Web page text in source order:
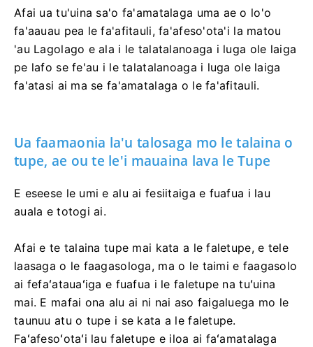
Afai ua tu'uina sa'o fa'amatalaga uma ae o lo'o
fa'aauau pea le fa'afitauli, fa'afeso'ota'i la matou
'au Lagolago e ala i le talatalanoaga i luga ole laiga
pe lafo se fe'au i le talatalanoaga i luga ole laiga
fa'atasi ai ma se fa'amatalaga o le fa'afitauli.
Ua faamaonia la'u talosaga mo le talaina o
tupe, ae ou te le'i mauaina lava le Tupe
E eseese le umi e alu ai fesiitaiga e fuafua i lau
auala e totogi ai.
Afai e te talaina tupe mai kata a le faletupe, e tele
laasaga o le faagasologa, ma o le taimi e faagasolo
ai fefaʻatauaʻiga e fuafua i le faletupe na tuʻuina
mai. E mafai ona alu ai ni nai aso faigaluega mo le
taunuu atu o tupe i se kata a le faletupe.
Faʻafesoʻotaʻi lau faletupe e iloa ai faʻamatalaga